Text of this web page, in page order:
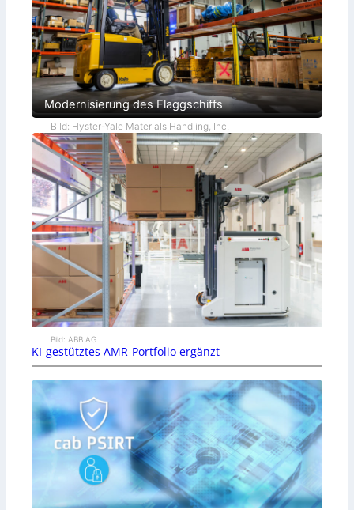
Modernisierung des Flaggschiffs
Bild: Hyster-Yale Materials Handling, Inc.
Bild: ABB AG
KI-gestütztes AMR-Portfolio ergänzt